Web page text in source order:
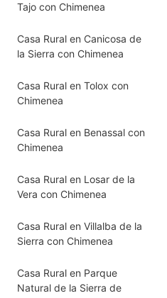
Tajo con Chimenea
Casa Rural en Canicosa de
la Sierra con Chimenea
Casa Rural en Tolox con
Chimenea
Casa Rural en Benassal con
Chimenea
Casa Rural en Losar de la
Vera con Chimenea
Casa Rural en Villalba de la
Sierra con Chimenea
Casa Rural en Parque
Natural de la Sierra de